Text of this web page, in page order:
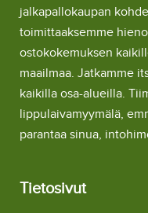
jalkapallokaupan
toimittaaksemme
ostokokemuksen
maailmaa. Jatkamme
kaikilla osa-alueilla.
lippulaivamyymälä,
parantaa sinua,
Tietosivut